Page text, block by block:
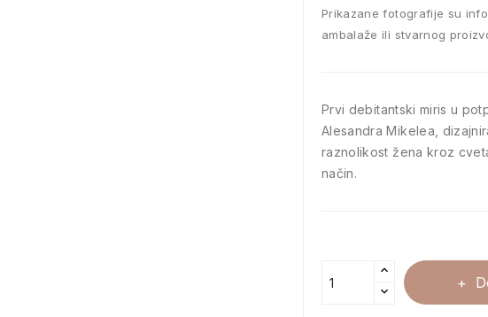
Prikazane fotografije su
ambalaže ili stvarnog
Prvi debitantski miris u
Alesandra Mikelea,
raznolikost žena kroz
način.